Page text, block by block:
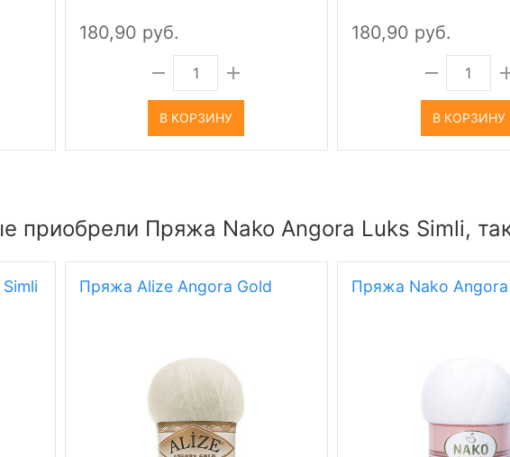
180,90 руб.
В КОРЗИНУ
180,90 руб.
В КОРЗИНУ
приобрели Пряжа Nako Angora Luks Simli,
Пряжа Alize Angora Gold Пряжа Nako